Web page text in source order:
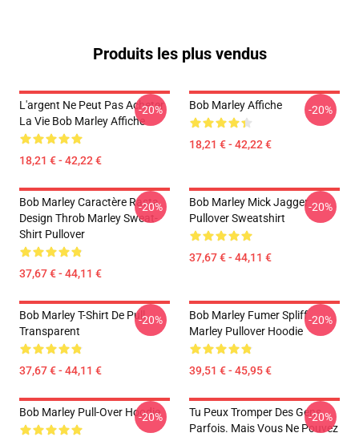
Produits les plus vendus
L'argent Ne Peut Pas Acheter
La Vie Bob Marley Affiche
18,21 € - 42,22 €
-20% Bob Marley Affiche
18,21 € - 42,22 €
-20%
Bob Marley Caractère Rasta
Design Throb Marley Sweat-
Shirt Pullover
37,67 € - 44,11 €
-20%
Bob Marley Mick Jagger
Pullover Sweatshirt
37,67 € - 44,11 €
-20%
Bob Marley T-Shirt De Pull
Transparent
37,67 € - 44,11 €
-20%
Bob Marley Fumer Spliff
Marley Pullover Hoodie
39,51 € - 45,95 €
-20%
Bob Marley Pull-Over Hoodie
-20%
Tu Peux Tromper Des Gens
Parfois. Mais Vous Ne Pouvez
-20%